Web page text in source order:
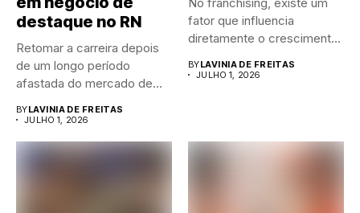
destaque no RN
Retomar a carreira depois
de um longo período
afastada do mercado de...
BYLAVINIA DE FREITAS
JULHO 1, 2026
fator que influencia
diretamente o crescimento
BYLAVINIA DE FREITAS
JULHO 1, 2026